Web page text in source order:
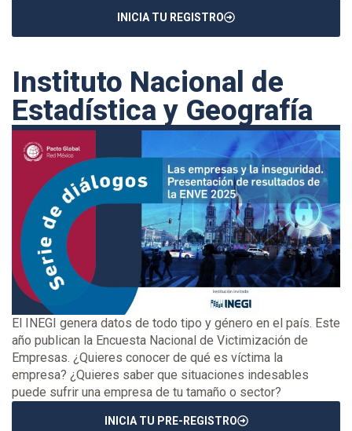
INICIA TU REGISTRO
Instituto Nacional de
Estadística y Geografía
El INEGI genera datos de todo tipo y género en el país. Este
año publican la Encuesta Nacional de Victimización de
Empresas. ¿Quieres conocer de qué es víctima la
empresa? ¿Quieres saber que situaciones indesables
puede sufrir una empresa de tu tamaño o sector?
INICIA TU PRE-REGISTRO